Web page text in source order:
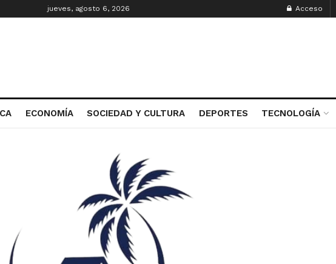
jueves, agosto 6, 2026 Acceso
ECONOMÍA SOCIEDAD Y CULTURA DEPORTES TECNOLOGÍA